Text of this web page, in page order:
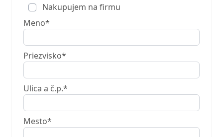
Nakupujem na firmu
Meno*
Priezvisko*
Ulica a č.p.*
Mesto*